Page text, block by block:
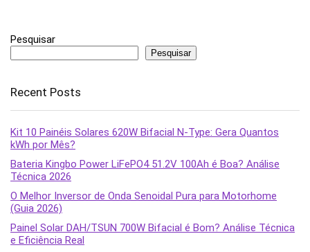
Pesquisar
Pesquisar
Recent Posts
Kit 10 Painéis Solares 620W Bifacial N-Type: Gera Quantos
kWh por Mês?
Bateria Kingbo Power LiFePO4 51.2V 100Ah é Boa? Análise
Técnica 2026
O Melhor Inversor de Onda Senoidal Pura para Motorhome
(Guia 2026)
Painel Solar DAH/TSUN 700W Bifacial é Bom? Análise Técnica
e Eficiência Real